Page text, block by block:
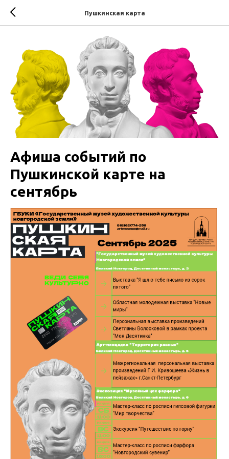
Пушкинская карта
Афиша событий по
Пушкинской карте на
сентябрь